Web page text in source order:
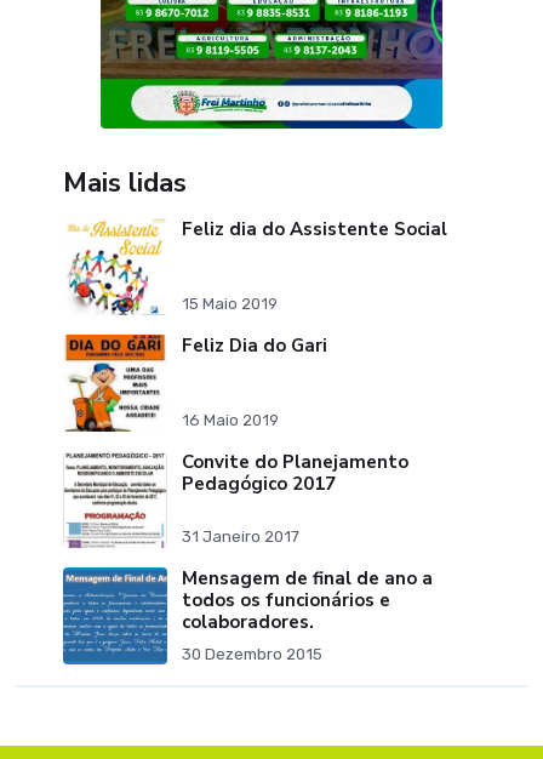
Mais lidas
Feliz dia do Assistente Social
15 Maio 2019
Feliz Dia do Gari
16 Maio 2019
Convite do Planejamento
Pedagógico 2017
31 Janeiro 2017
Mensagem de final de ano a
todos os funcionários e
colaboradores.
30 Dezembro 2015